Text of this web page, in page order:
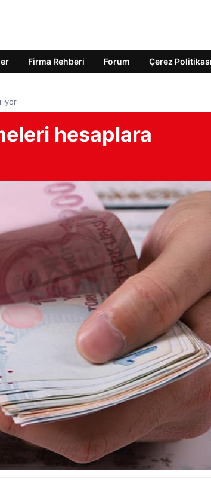
Firma Rehberi Forum Çerez Politikası
hesaplara